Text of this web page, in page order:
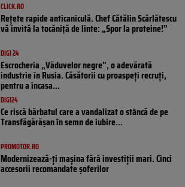
CLICK.RO
Rețete rapide anticaniculă. Chef Cătălin Scărlătescu
vă invită la tocăniță de linte: „Spor la proteine!”
DIGI 24
Escrocheria „Văduvelor negre”, o adevărată
industrie în Rusia. Căsătorii cu proaspeți recruți,
pentru a încasa...
DIGI24
Ce riscă bărbatul care a vandalizat o stâncă de pe
Transfăgărășan în semn de iubire...
PROMOTOR.RO
Modernizează-ți mașina fără investiții mari. Cinci
accesorii recomandate șoferilor